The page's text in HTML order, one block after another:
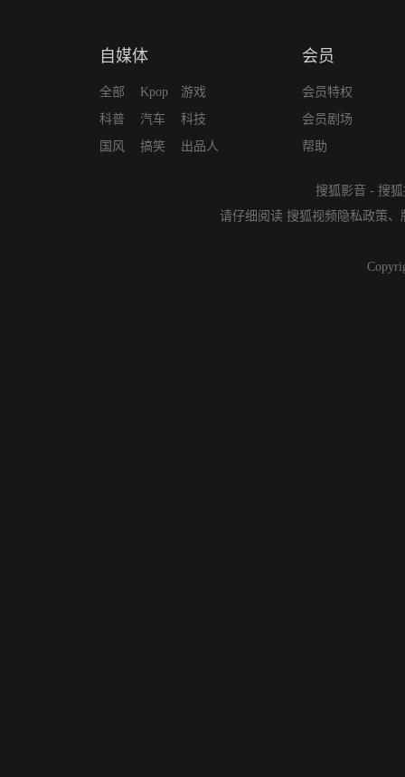
自媒体
全部
科普
国风
Kpop
汽车
搞笑
游戏
科技
出品人
会员
会员特权
会员剧场
帮助
搜狐影音 - 搜
请仔细阅读 搜狐视频隐私政策、